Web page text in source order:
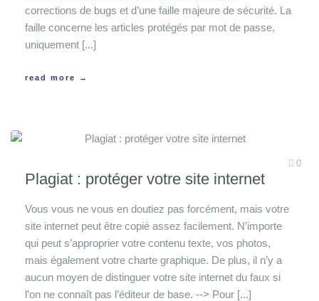
corrections de bugs et d’une faille majeure de sécurité. La
faille concerne les articles protégés par mot de passe,
uniquement [...]
read more →
Plagiat : protéger votre site internet
0
Vous vous ne vous en doutiez pas forcément, mais votre
site internet peut être copié assez facilement. N’importe
qui peut s’approprier votre contenu texte, vos photos,
mais également votre charte graphique. De plus, il n’y a
aucun moyen de distinguer votre site internet du faux si
l’on ne connaît pas l’éditeur de base. --> Pour [...]